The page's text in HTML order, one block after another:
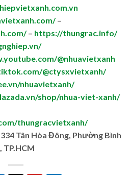
–
– https://thungrac.info/
@nhuavietxanh
@ctysxvietxanh/
nhuavietxanh/
shop/nhua-viet-xanh/
thungracvietxanh/
Tân Hòa Đông, Phường Bình
TP.HCM